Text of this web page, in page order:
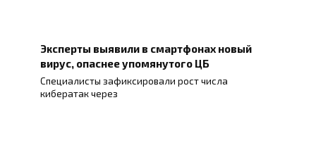
Эксперты выявили в смартфонах новый
вирус, опаснее упомянутого ЦБ
Специалисты зафиксировали рост числа
кибератак через